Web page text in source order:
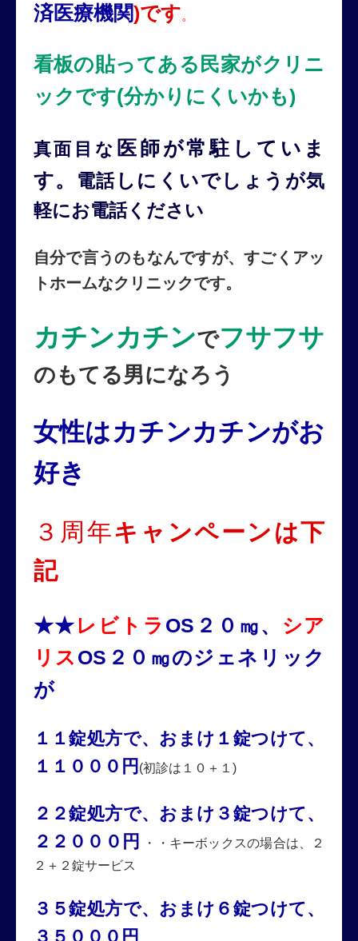
済医療機関)です。
看板の貼ってある民家がクリニ
ックです(分かりにくいかも)
真面目な 医師が常駐していま
す。
電話 しにくいでしょうが気
軽にお電話ください
自分で言うのもなんですが、すごくアッ
トホームなクリニックです。
カチンカチンでフサフサ
のもてる男になろう
女性はカチンカチンがお
好き
３周年キャンペーンは下
記
★★レビトラ OS２０㎎、 シア
リス OS２０㎎のジェネリック
が
１１錠処方で、おまけ１錠つけて、
１１０００円 (初診は１０＋１)
２２錠処方で、おまけ３錠つけて、
２２０００円
・・キーボックスの場合は、２
２＋２錠サービス
３５錠処方で、おまけ６錠つけて、
３５０００円